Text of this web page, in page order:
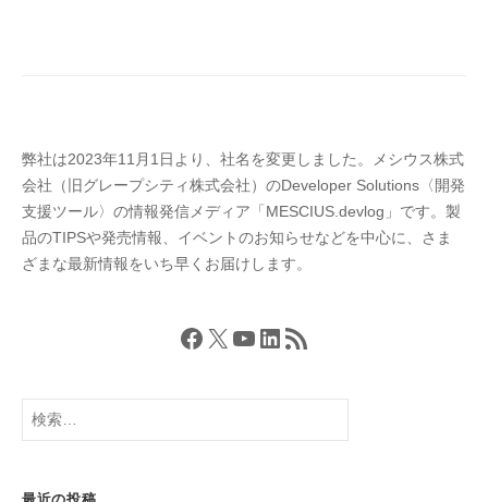
弊社は2023年11月1日より、社名を変更しました。メシウス株式
会社（旧グレープシティ株式会社）のDeveloper Solutions〈開発
支援ツール〉の情報発信メディア「MESCIUS.devlog」です。製
品のTIPSや発売情報、イベントのお知らせなどを中心に、さま
ざまな最新情報をいち早くお届けします。
Facebook
X YouTube
LinkedIn
RSS フィード
検
索: